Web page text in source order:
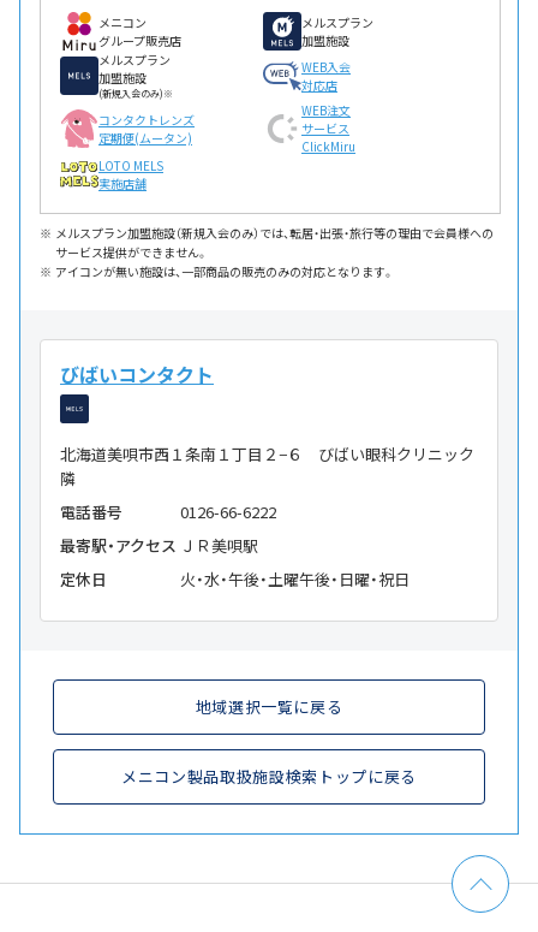
メニコン
グループ販売店
メルスプラン
加盟施設
メルスプラン
加盟施設
(新規入会のみ)※
WEB入会
対応店
コンタクトレンズ
定期便(ムータン)
WEB注文
サービス
ClickMiru
LOTO MELS
実施店舗
メルスプラン加盟施設（新規入会のみ）では、転居・出張・旅行等の理由で会員様への
サービス提供ができません。
アイコンが無い施設は、一部商品の販売のみの対応となります。
びばいコンタクト
北海道美唄市西１条南１丁目２−６ びばい眼科クリニック
隣
電話番号
0126-66-6222
最寄駅・アクセス ＪＲ美唄駅
定休日
火・水・午後・土曜午後・日曜・祝日
地域選択一覧に戻る
メニコン製品取扱施設検索トップに戻る